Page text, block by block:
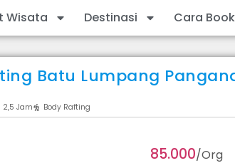
Wisata Destinasi Cara
Batu Lumpang
2,5 Jam Body Rafting
85.000/Org